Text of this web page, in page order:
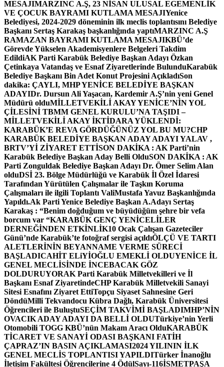
MESAJIMARZINC A.Ş, 23 NİSAN ULUSAL EGEMENLİK
VE ÇOCUK BAYRAMI KUTLAMA MESAJIYenice
Belediyesi, 2024-2029 döneminin ilk meclis toplantısını Belediye
Başkanı Sertaş Karakaş başkanlığında yaptıMARZINC A.Ş
RAMAZAN BAYRAMI KUTLAMA MESAJIKBÜ’de
Görevde Yükselen Akademisyenlere Belgeleri Takdim
EdildiAK Parti Karabük Belediye Başkan Adayı Özkan
Çetinkaya Vatandaş ve Esnaf Ziyaretlerinde BulunduKarabük
Belediye Başkanı Bin Adet Konut Projesini AçıkladıSon
dakika: ÇAYLI, MHP YENİCE BELEDİYE BAŞKAN
ADAYIDr. Dursun Ali Yaşacan, Kardemir A.Ş’nin yeni Genel
Müdürü olduMİLLETVEKİLİ AKAY YENİCE’NİN YOL
ÇİLESİNİ TBMM GENEL KURULU’NA TAŞIDI –
MİLLETVEKİLİ AKAY İKTİDARA YÜKLENDİ:
KARABÜK’E REVA GÖRDÜĞÜNÜZ YOL BU MU?CHP
KARABÜK BELEDİYE BAŞKAN ADAY ADAYI YALAV ,
BRTV’Yİ ZİYARET ETTİSON DAKİKA : AK Parti’nin
Karabük Belediye Başkan Aday Belli OlduSON DAKİKA : AK
Parti Zonguldak Belediye Başkan Adayı Dr. Ömer Selim Alan
olduDSİ 23. Bölge Müdürlüğü ve Karabük İl Özel İdaresi
Tarafından Yürütülen Çalışmalar ile Taşkın Koruma
Çalışmaları ile ilgili Toplantı ValiMustafa Yavuz Başkanlığında
Yapıldı.Ak Parti Yenice Belediye Başkan A.Adayı Sertaş
Karakaş : “Benim doğduğum ve büyüdüğüm şehre bir vefa
borcum var “KARABÜK GENÇ YENİCELİLER
DERNEĞİNDEN ETKİNLİK10 Ocak Çalışan Gazeteciler
Günü’nde Karabük’te fotoğraf sergisi açıldıÖLÇÜ VE TARTI
ALETLERİNİN BEYANNAME VERME SÜRECİ
BAŞLADICAHİT ELiYİOĞLU EMEKLİ OLDUYENİCE İL
GENEL MECLİSİNDE İNCEBACAK GÖZ
DOLDURUYORAK Parti Karabük Milletvekilleri ve İl
Başkanı Esnaf ZiyaretindeCHP Karabük Milletvekili Sanayi
Sitesi Esnafını Ziyaret EttiTopçu Siyaset Sahnesine Geri
DöndüMilli Tekvandocu Kübra Dağlı, Karabük Üniversitesi
Öğrencileri ile BuluştuSEÇİM TAKVİMİ BAŞLADIMHP’NİN
OVACIK ADAY ADAYI DA BELLİ OLDUTürkiye’nin Yerli
Otomobili TOGG KBÜ’nün Makam Aracı OlduKARABÜK
TİCARET VE SANAYİ ODASI BAŞKANI FATİH
ÇAPRAZ’IN BASIN AÇIKLAMASI2024 YILININ İLK
GENEL MECLİS TOPLANTISI YAPILDITürker İnanoğlu
İletişim Fakültesi Öğrencilerine 4 ÖdülSayı-116İSMETPAŞA